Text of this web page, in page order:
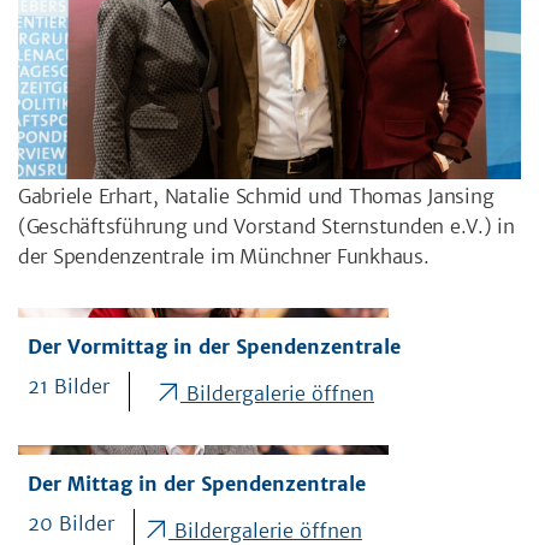
Gabriele Erhart, Natalie Schmid und Thomas Jansing
(Geschäftsführung und Vorstand Sternstunden e.V.) in
der Spendenzentrale im Münchner Funkhaus.
Der Vormittag in der Spendenzentrale
21 Bilder
Bildergalerie öffnen
Der Mittag in der Spendenzentrale
20 Bilder
Bildergalerie öffnen